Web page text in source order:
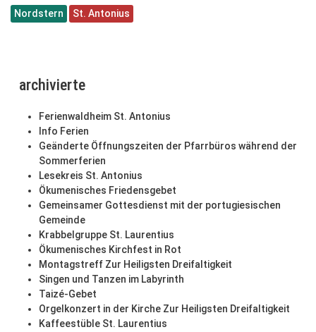
Nordstern St. Antonius
archivierte
Ferienwaldheim St. Antonius
Info Ferien
Geänderte Öffnungszeiten der Pfarrbüros während der
Sommerferien
Lesekreis St. Antonius
Ökumenisches Friedensgebet
Gemeinsamer Gottesdienst mit der portugiesischen
Gemeinde
Krabbelgruppe St. Laurentius
Ökumenisches Kirchfest in Rot
Montagstreff Zur Heiligsten Dreifaltigkeit
Singen und Tanzen im Labyrinth
Taizé-Gebet
Orgelkonzert in der Kirche Zur Heiligsten Dreifaltigkeit
Kaffeestüble St. Laurentius